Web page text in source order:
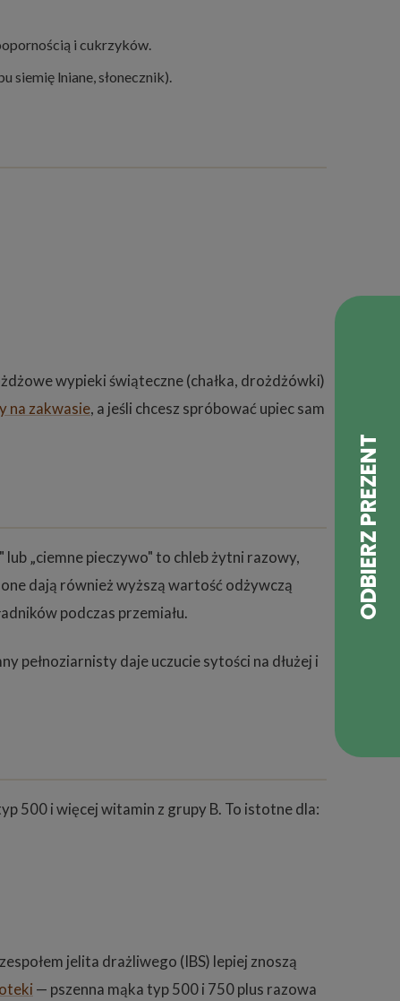
i cukrzyków.
siemię lniane, słonecznik).
wypieki świąteczne (chałka, drożdżówki)
na zakwasie, a jeśli chcesz spróbować upiec sam
lub „ciemne pieczywo" to chleb żytni razowy,
dają również wyższą wartość odżywczą
podczas przemiału.
pełnoziarnisty daje uczucie sytości na dłużej i
500 i więcej witamin z grupy B. To istotne dla:
jelita drażliwego (IBS) lepiej znoszą
— pszenna mąka typ 500 i 750 plus razowa